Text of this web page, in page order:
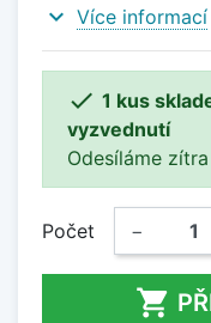
expand_more Více informací
 1 kus
vyzvednutí
Odesíláme
Počet −
